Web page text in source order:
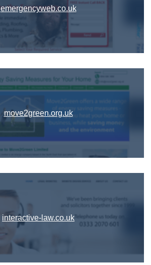
emergencyweb.co.uk
move2green.org.uk
interactive-law.co.uk